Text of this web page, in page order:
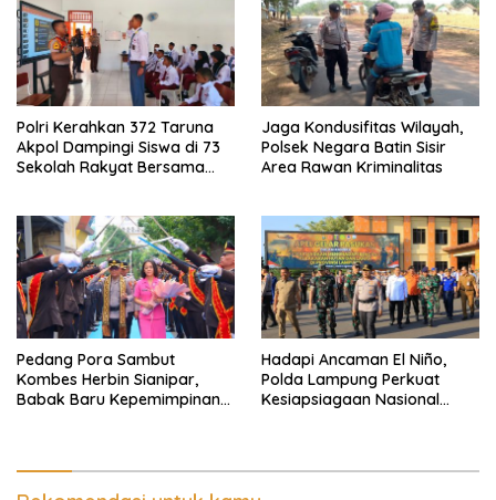
Polri Kerahkan 372 Taruna
Akpol Dampingi Siswa di 73
Sekolah Rakyat Bersama
Jaga Kondusifitas Wilayah,
Polsek Negara Batin Sisir
Area Rawan Kriminalitas
Pedang Pora Sambut
Kombes Herbin Sianipar,
Babak Baru Kepemimpinan
Hadapi Ancaman El Niño,
Polda Lampung Perkuat
Kesiapsiagaan Nasional